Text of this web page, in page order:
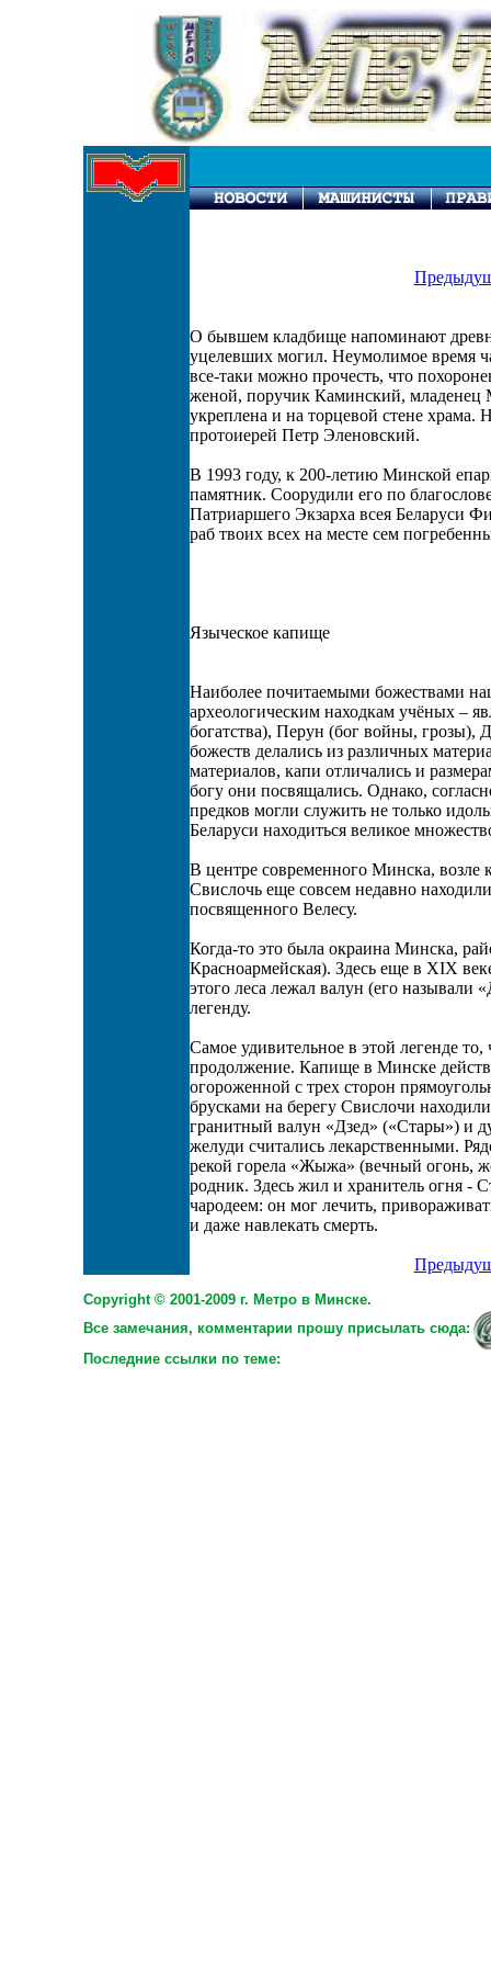
О бывшем кладбище напоминают
уцелевших могил. Неумолимое время
все-таки можно прочесть, что
женой, поручик Каминский, младенец
укреплена и на торцевой стене храма.
протоиерей Петр Эленовский.
В 1993 году, к 200-летию Минской
памятник. Соорудили его по
Патриаршего Экзарха всея Беларуси
раб твоих всех на месте сем
Языческое капище
Наиболее почитаемыми божествами
археологическим находкам учёных –
богатства), Перун (бог войны, грозы),
божеств делались из различных
материалов, капи отличались и
богу они посвящались. Однако,
предков могли служить не только
Беларуси находиться великое
В центре современного Минска, возле
Свислочь еще совсем недавно
посвященного Велесу.
Когда-то это была окраина Минска,
Красноармейская). Здесь еще в XIX
этого леса лежал валун (его называли
легенду.
Самое удивительное в этой легенде
продолжение. Капище в Минске
огороженной с трех сторон
брусками на берегу Свислочи
гранитный валун «Дзед» («Стары») и
желуди считались лекарственными.
рекой горела «Жыжа» (вечный огонь,
родник. Здесь жил и хранитель огня -
чародеем: он мог лечить,
и даже навлекать смерть.
Copyright © 2001-2009 г. Метро в Минске.
Все замечания, комментарии прошу присылать сюда:
Последние ссылки по теме: